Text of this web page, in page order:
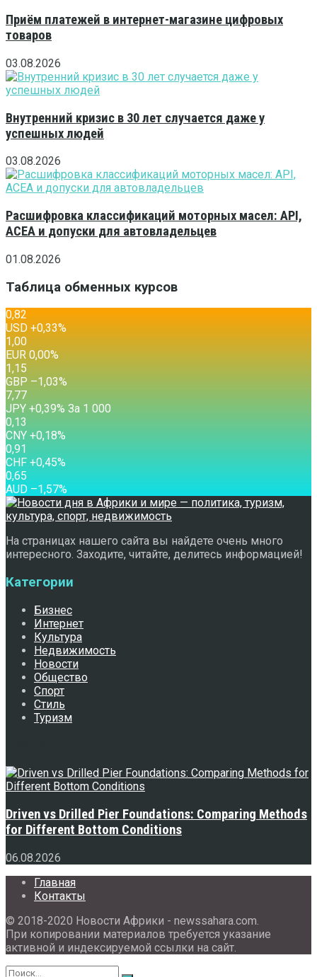
Приём платежей в интернет-магазине цифровых
товаров
03.08.2026
Внутренний кризис в 30 лет случается даже у
успешных людей
03.08.2026
Расшифровка классификаций моторных масел: API,
ACEA и допуски для автовладельцев
01.08.2026
Таблица обменных курсов
0,82
USD +0,33%
1,00
EUR 0,00%
1,15
GBP –1,03%
7,77
JPY +0,39% За 1 000
0,13
CNY +0,18%
0,91
CHF +0,45%
0,65
AUD –1,57%
На страницах нашего сайта вы найдете очень много
интересного. Заходите, читайте, делитесь информацией!
Категории
Бизнес
Интернет
Культура
Недвижимость
Новости
Общество
Спорт
Стиль
Туризм
Driven vs Drilled Pier Foundations: Comparing Methods
for Different Bottom Conditions
06.08.2026
Главная
Контакты
© 2018-2020 Новости Африки - newssahara.com.
При копировании материалов требуется указание
активной и индексируемой ссылки на сайт.